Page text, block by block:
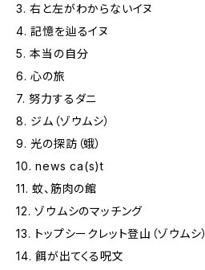
3. 右と左がわからないイヌ
4. 記憶を辿るイヌ
5. 本当の自分
6. 心の旅
7. 努力するダニ
8. ジム（ゾウムシ）
9. 光の探訪（蛾）
10. news ca(s)t
11. 蚊、筋肉の館
12. ゾウムシのマッチング
13. トップシークレット登山（ゾウムシ）
14. 餌が出てくる呪文